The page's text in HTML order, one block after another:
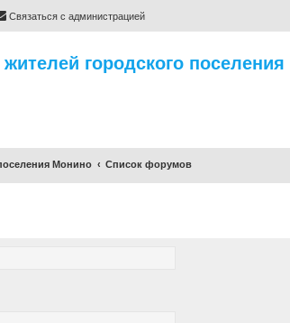
Связаться с администрацией
городского
Монино Список форумов